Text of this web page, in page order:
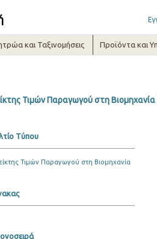
και Ταξινομήσεις Προϊόντα και
Τιμών Παραγωγού στη
Τύπου
Τιμών Παραγωγού στη Βιομηχανία